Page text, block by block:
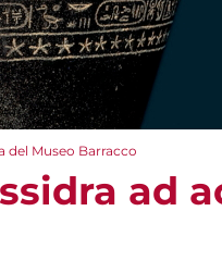
del Museo Barracco
ad